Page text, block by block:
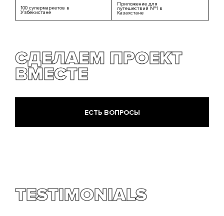
100 супермаркетов в
Узбекистане
Приложение для
путешествий №1 в
Казахстане
СДЕЛАЕМ ПРОЕКТ
ВМЕСТЕ
ЕСТЬ ВОПРОСЫ
TESTIMONIALS